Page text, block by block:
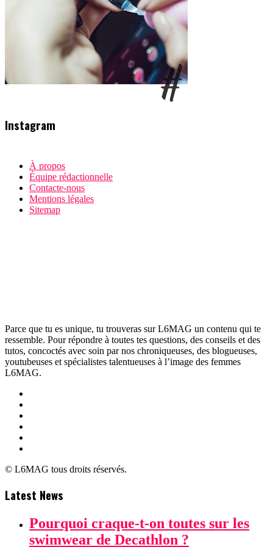
Instagram
À propos
Équipe rédactionnelle
Contacte-nous
Mentions légales
Sitemap
Parce que tu es unique, tu trouveras sur L6MAG un contenu qui te
ressemble. Pour répondre à toutes tes questions, des conseils et des
tutos, concoctés avec soin par nos chroniqueuses, des blogueuses,
youtubeuses et spécialistes talentueuses à l’image des femmes
L6MAG.
© L6MAG tous droits réservés.
Latest News
Pourquoi craque-t-on toutes sur les
swimwear de Decathlon ?